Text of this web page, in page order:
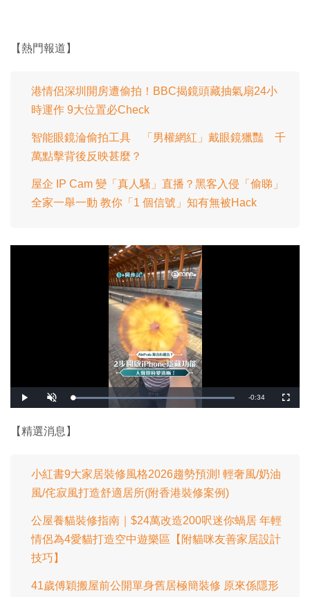
【熱門報道】
港情侶深圳開房遭偷拍！BBC揭鏡頭藏抽氣扇24小
時運作 9大位置必Check
智能眼鏡淪偷拍工具 「男權網紅」戴眼鏡獵豔 千
萬點擊背後反映甚麼？
屋企 IP Cam 變「真人騷」直播？黑客入侵「偷睇」
全家一舉一動 教你「1 個信號」知有無被Hack
播
放
開
啟
載
入
0
%
剩
-0:34
全
螢
【精選消息】
小紅書9大家居裝修風格2026趨勢預測! 輕奢風/奶油
風/侘寂風打造舒適居所(附香港裝修案例)
公屋養貓裝修指南｜$24萬改造200呎迷你蝸居 年輕
情侶為4愛貓打造空中遊樂區【附貓咪友善家居設計
技巧】
41歲傅穎搬屋前公開單身舊居極簡裝修 原來係隱形